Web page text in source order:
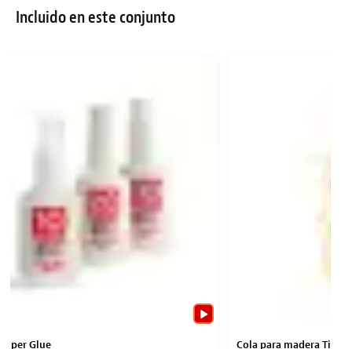
Incluido en este conjunto
Glue Cola para madera